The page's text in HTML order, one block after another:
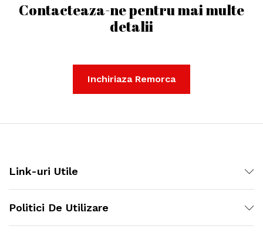
Contacteaza-ne pentru mai multe
detalii
Inchiriaza Remorca
Link-uri Utile
Politici De Utilizare